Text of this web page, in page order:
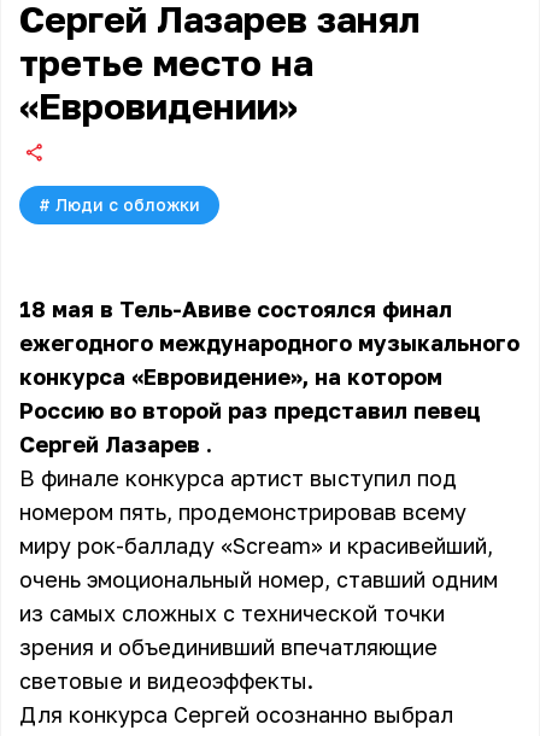
Сергей Лазарев занял
третье место на
«Евровидении»
# Люди с обложки
18 мая в Тель-Авиве состоялся финал
ежегодного международного музыкального
конкурса «Евровидение», на котором
Россию во второй раз представил певец
Сергей Лазарев .
В финале конкурса артист выступил под
номером пять, продемонстрировав всему
миру рок-балладу «Scream» и красивейший,
очень эмоциональный номер, ставший одним
из самых сложных с технической точки
зрения и объединивший впечатляющие
световые и видеоэффекты.
Для конкурса Сергей осознанно выбрал